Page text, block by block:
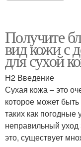
Получите
вид кожи с
для сухой
H2 Введение
Сухая кожа – это
которое может
таких как погодные
неправильный
это, существует